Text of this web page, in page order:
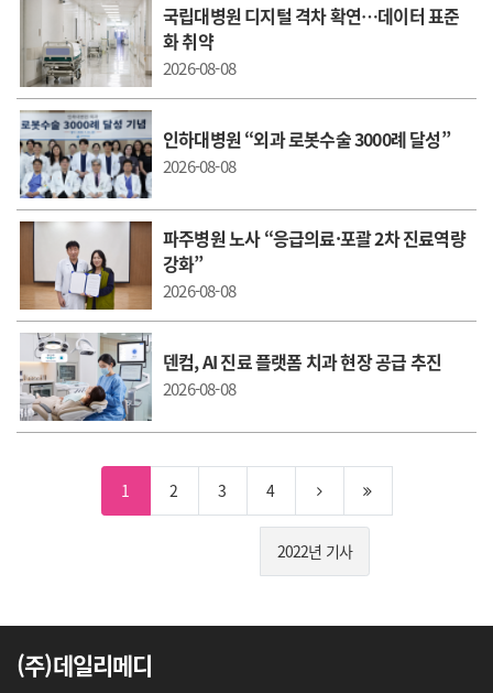
국립대병원 디지털 격차 확연…데이터 표준
화 취약
2026-08-08
인하대병원 “외과 로봇수술 3000례 달성”
2026-08-08
파주병원 노사 “응급의료·포괄 2차 진료역량
강화”
2026-08-08
덴컴, AI 진료 플랫폼 치과 현장 공급 추진
2026-08-08
1 2 3 4
2022년 기사
(주)데일리메디